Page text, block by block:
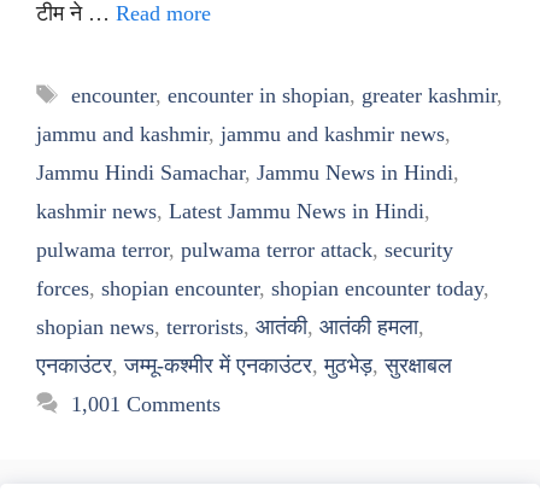
टीम ने … Read more
Tags
encounter, encounter in shopian, greater kashmir,
jammu and kashmir, jammu and kashmir news,
Jammu Hindi Samachar, Jammu News in Hindi,
kashmir news, Latest Jammu News in Hindi,
pulwama terror, pulwama terror attack, security
forces, shopian encounter, shopian encounter today,
shopian news, terrorists, आतंकी, आतंकी हमला,
एनकाउंटर,जम्मू-कश्मीर में एनकाउंटर,मुठभेड़,सुरक्षाबल
1,001 Comments